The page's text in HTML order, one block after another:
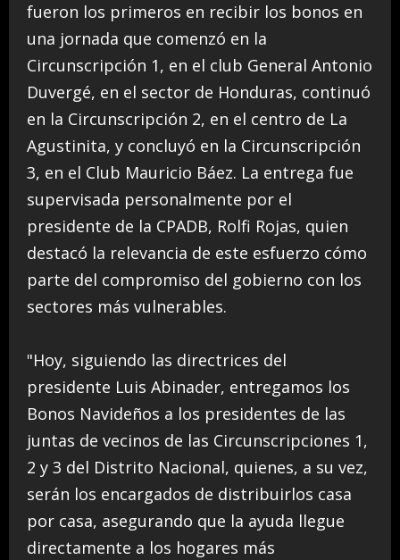
fueron los primeros en recibir los bonos en
una jornada que comenzó en la
Circunscripción 1, en el club General Antonio
Duvergé, en el sector de Honduras, continuó
en la Circunscripción 2, en el centro de La
Agustinita, y concluyó en la Circunscripción
3, en el Club Mauricio Báez. La entrega fue
supervisada personalmente por el
presidente de la CPADB, Rolfi Rojas, quien
destacó la relevancia de este esfuerzo cómo
parte del compromiso del gobierno con los
sectores más vulnerables.
"Hoy, siguiendo las directrices del
presidente Luis Abinader, entregamos los
Bonos Navideños a los presidentes de las
juntas de vecinos de las Circunscripciones 1,
2 y 3 del Distrito Nacional, quienes, a su vez,
serán los encargados de distribuirlos casa
por casa, asegurando que la ayuda llegue
directamente a los hogares más